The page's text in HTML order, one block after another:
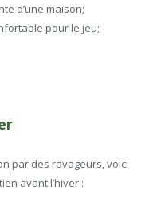
d’une maison;
pour le jeu;
par des ravageurs, voici
avant l’hiver :